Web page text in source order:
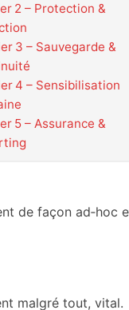
2 – Protection &
3 – Sauvegarde &
4 – Sensibilisation
5 – Assurance &
de façon ad‑hoc
malgré tout, vital.